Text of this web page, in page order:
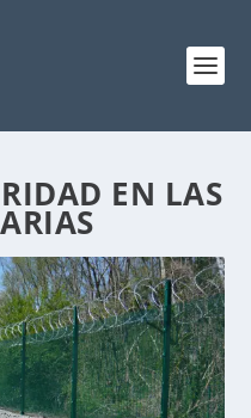
EN LAS